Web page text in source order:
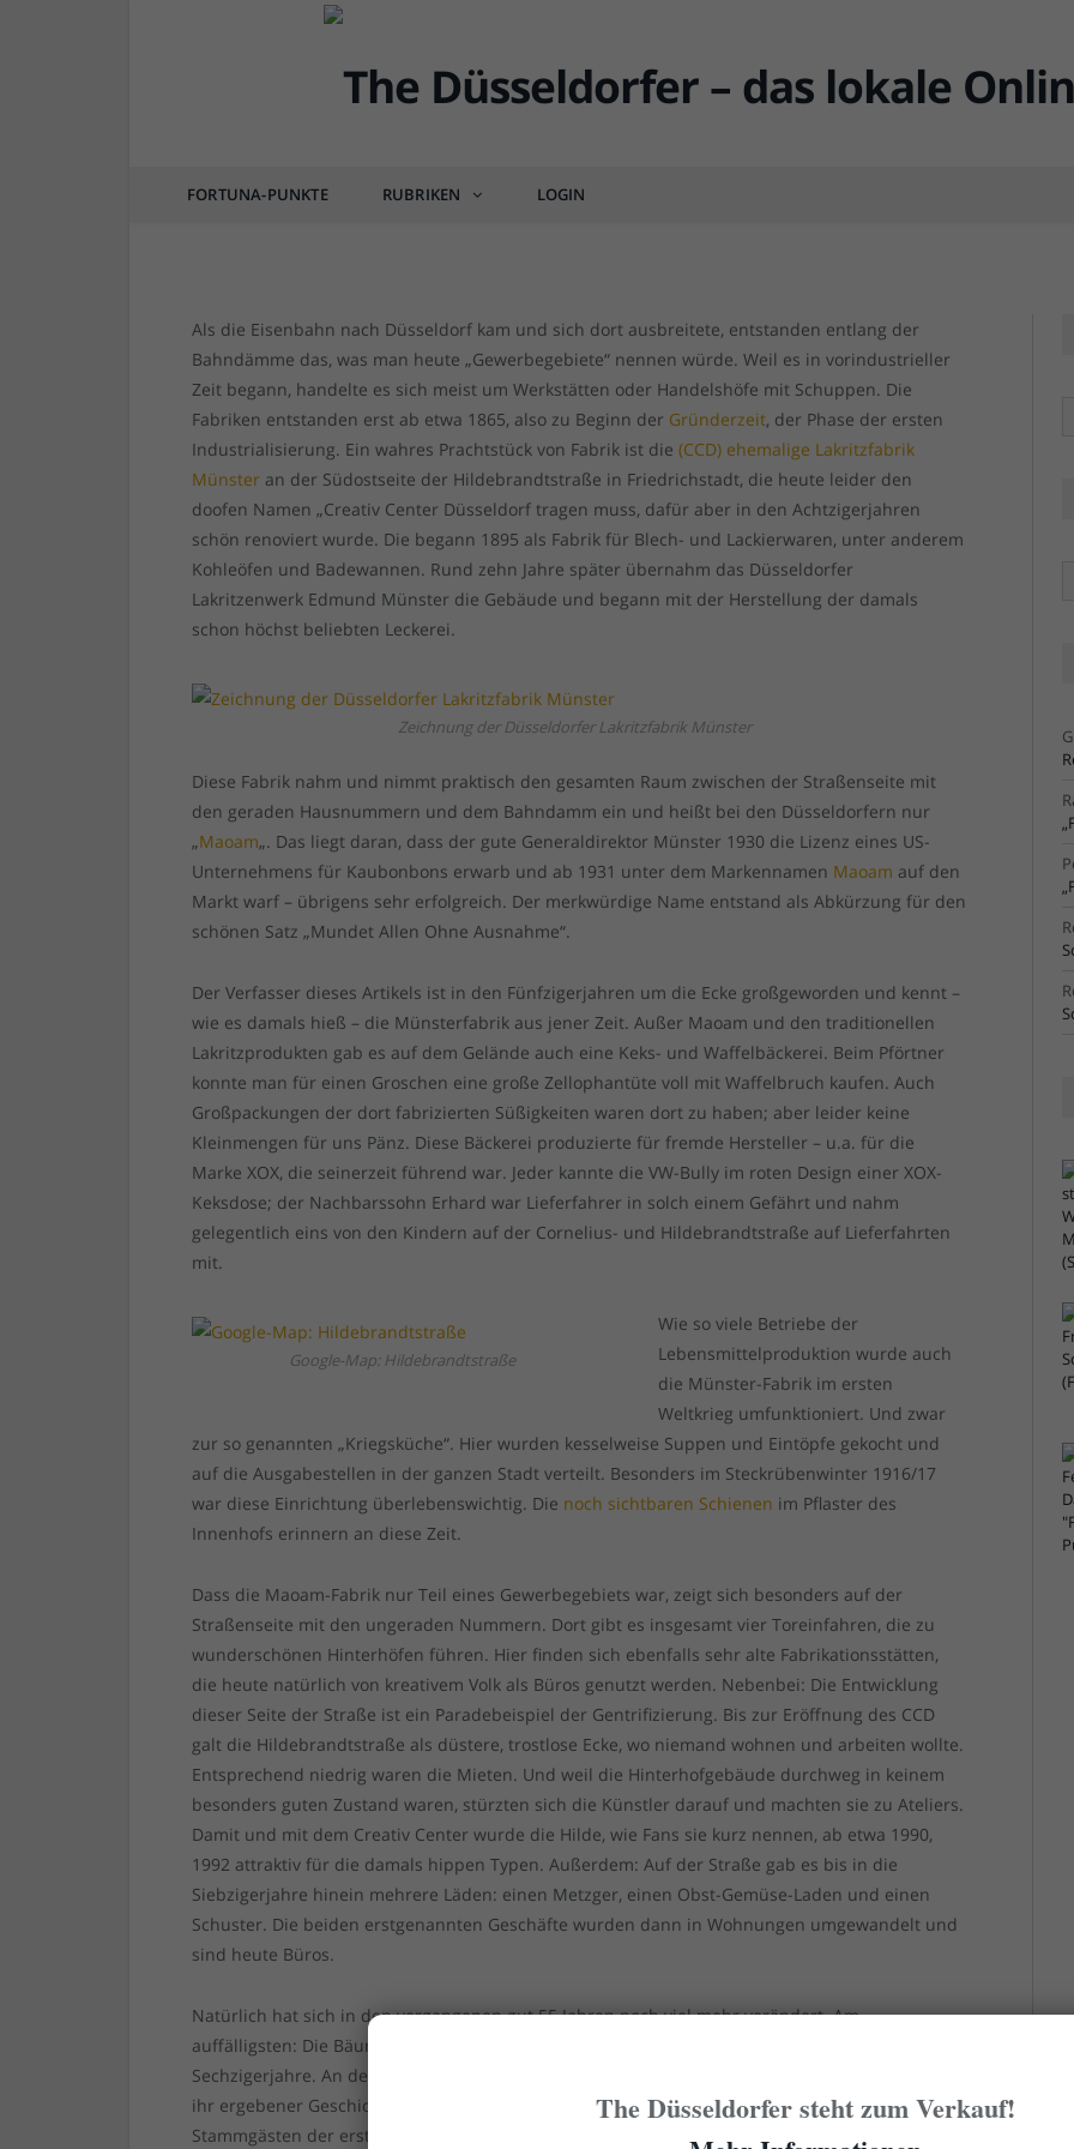
FORTUNA-PUNKTE RUBRIKEN LOGIN
DÜSSEL-HISTÖRCHEN
Ortsangabe: Hildebrandtstraße – die Straße der
Als die Eisenbahn nach Düsseldorf kam und sich dort ausbreitete, entstanden entlang der
Bahndämme das, was man heute „Gewerbegebiete“ nennen würde. Weil es in vorindustrieller
Zeit begann, handelte es sich meist um Werkstätten oder Handelshöfe mit Schuppen. Die
Fabriken entstanden erst ab etwa 1865, also zu Beginn der Gründerzeit, der Phase der ersten
Industrialisierung. Ein wahres Prachtstück von Fabrik ist die(CCD) ehemalige Lakritzfabrik
Münster an der Südostseite der Hildebrandtstraße in Friedrichstadt, die heute leider den
doofen Namen „Creativ Center Düsseldorf tragen muss, dafür aber in den Achtzigerjahren
schön renoviert wurde. Die begann 1895 als Fabrik für Blech- und Lackierwaren, unter anderem
Kohleöfen und Badewannen. Rund zehn Jahre später übernahm das Düsseldorfer
Lakritzenwerk Edmund Münster die Gebäude und begann mit der Herstellung der damals
schon höchst beliebten Leckerei.
Zeichnung der Düsseldorfer Lakritzfabrik Münster
Diese Fabrik nahm und nimmt praktisch den gesamten Raum zwischen der Straßenseite mit
den geraden Hausnummern und dem Bahndamm ein und heißt bei den Düsseldorfern nur
„Maoam„. Das liegt daran, dass der gute Generaldirektor Münster 1930 die Lizenz eines US-
Unternehmens für Kaubonbons erwarb und ab 1931 unter dem Markennamen Maoam auf den
Markt warf – übrigens sehr erfolgreich. Der merkwürdige Name entstand als Abkürzung für den
schönen Satz „Mundet Allen Ohne Ausnahme“.
Der Verfasser dieses Artikels ist in den Fünfzigerjahren um die Ecke großgeworden und kennt –
wie es damals hieß – die Münsterfabrik aus jener Zeit. Außer Maoam und den traditionellen
Lakritzprodukten gab es auf dem Gelände auch eine Keks- und Waffelbäckerei. Beim Pförtner
konnte man für einen Groschen eine große Zellophantüte voll mit Waffelbruch kaufen. Auch
Großpackungen der dort fabrizierten Süßigkeiten waren dort zu haben; aber leider keine
Kleinmengen für uns Pänz. Diese Bäckerei produzierte für fremde Hersteller – u.a. für die
Marke XOX, die seinerzeit führend war. Jeder kannte die VW-Bully im roten Design einer XOX-
Keksdose; der Nachbarssohn Erhard war Lieferfahrer in solch einem Gefährt und nahm
gelegentlich eins von den Kindern auf der Cornelius- und Hildebrandtstraße auf Lieferfahrten
mit.
Google-Map: Hildebrandtstraße
Wie so viele Betriebe der
Lebensmittelproduktion wurde auch
die Münster-Fabrik im ersten
Weltkrieg umfunktioniert. Und zwar
zur so genannten „Kriegsküche“. Hier wurden kesselweise Suppen und Eintöpfe gekocht und
auf die Ausgabestellen in der ganzen Stadt verteilt. Besonders im Steckrübenwinter 1916/17
war diese Einrichtung überlebenswichtig. Die noch sichtbaren Schienen im Pflaster des
Innenhofs erinnern an diese Zeit.
Dass die Maoam-Fabrik nur Teil eines Gewerbegebiets war, zeigt sich besonders auf der
Straßenseite mit den ungeraden Nummern. Dort gibt es insgesamt vier Toreinfahren, die zu
wunderschönen Hinterhöfen führen. Hier finden sich ebenfalls sehr alte Fabrikationsstätten,
die heute natürlich von kreativem Volk als Büros genutzt werden. Nebenbei: Die Entwicklung
dieser Seite der Straße ist ein Paradebeispiel der Gentrifizierung. Bis zur Eröffnung des CCD
galt die Hildebrandtstraße als düstere, trostlose Ecke, wo niemand wohnen und arbeiten wollte.
Entsprechend niedrig waren die Mieten. Und weil die Hinterhofgebäude durchweg in keinem
besonders guten Zustand waren, stürzten sich die Künstler darauf und machten sie zu Ateliers.
Damit und mit dem Creativ Center wurde die Hilde, wie Fans sie kurz nennen, ab etwa 1990,
1992 attraktiv für die damals hippen Typen. Außerdem: Auf der Straße gab es bis in die
Siebzigerjahre hinein mehrere Läden: einen Metzger, einen Obst-Gemüse-Laden und einen
Schuster. Die beiden erstgenannten Geschäfte wurden dann in Wohnungen umgewandelt und
sind heute Büros.
Natürlich hat sich in den vergangenen gut 55 Jahren noch viel mehr verändert. Am
auffälligsten: Die Bäume, die aus der Hilde eine Allee machen, gibt es erst seit Ende der
Sechzigerjahre. An der Ecke zur Oberbilker Allee residiert seit 1985 das Restaurant Vulcano –
ihr ergebener Geschichtenerzähler, der sein Büro damals am Fürstenplatz hatte, zählte zu den
Stammgästen der ersten Generation. Der Schumacher zwei Häuser weiter, der 2003 oder 2004
The Düsseldorfer steht zum Verkauf!